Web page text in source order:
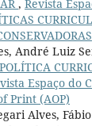
, Revista
André Luiz
Espaço do
Print (AOP)
Alves,